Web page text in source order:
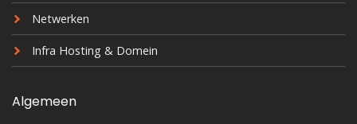
Netwerken
Infra Hosting & Domein
Algemeen